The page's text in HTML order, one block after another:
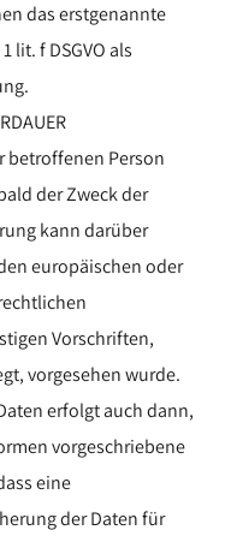
das erstgenannte
lit. f DSGVO als
betroffenen Person
der Zweck der
kann darüber
europäischen oder
Vorschriften,
vorgesehen wurde.
erfolgt auch dann,
vorgeschriebene
eine
der Daten für